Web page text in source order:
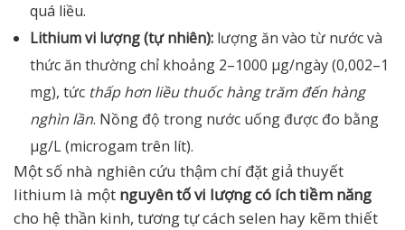
quá liều.
Lithium vi lượng (tự nhiên): lượng ăn vào từ nước và
thức ăn thường chỉ khoảng 2–1000 µg/ngày (0,002–1
mg), tức thấp hơn liều thuốc hàng trăm đến hàng
nghìn lần. Nồng độ trong nước uống được đo bằng
µg/L (microgam trên lít).
Một số nhà nghiên cứu thậm chí đặt giả thuyết
lithium là một nguyên tố vi lượng có ích tiềm năng
cho hệ thần kinh, tương tự cách selen hay kẽm thiết